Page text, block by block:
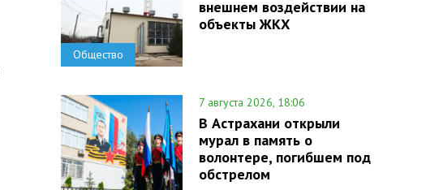
Общество
внешнем воздействии на
объекты ЖКХ
7 августа 2026, 18:06
В Астрахани открыли
мурал в память о
волонтере, погибшем под
обстрелом